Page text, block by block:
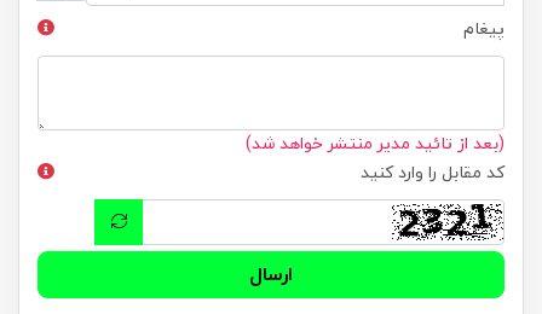
پیغام
(بعد از تائید مدیر منتشر خواهد شد)
کد مقابل را وارد کنید
ارسال